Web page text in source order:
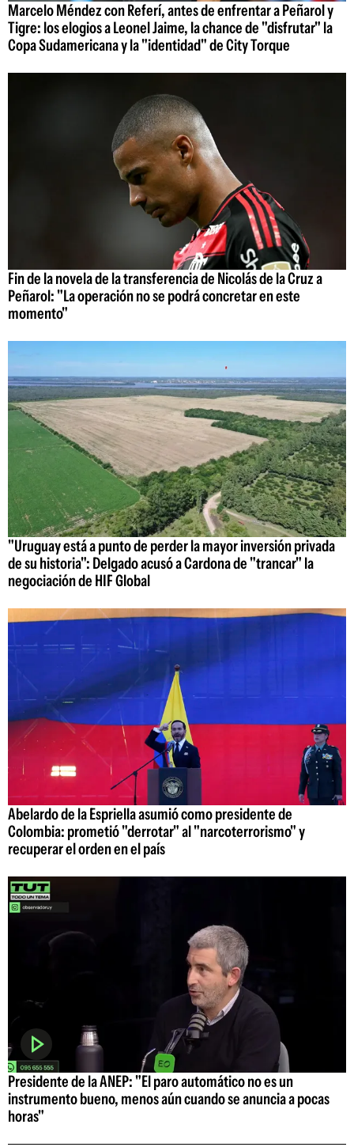
Marcelo Méndez con Referí, antes de enfrentar a Peñarol y
Tigre: los elogios a Leonel Jaime, la chance de "disfrutar" la
Copa Sudamericana y la "identidad" de City Torque
Fin de la novela de la transferencia de Nicolás de la Cruz a
Peñarol: "La operación no se podrá concretar en este
momento"
"Uruguay está a punto de perder la mayor inversión privada
de su historia": Delgado acusó a Cardona de "trancar" la
negociación de HIF Global
Abelardo de la Espriella asumió como presidente de
Colombia: prometió "derrotar" al "narcoterrorismo" y
recuperar el orden en el país
Presidente de la ANEP: "El paro automático no es un
instrumento bueno, menos aún cuando se anuncia a pocas
horas"